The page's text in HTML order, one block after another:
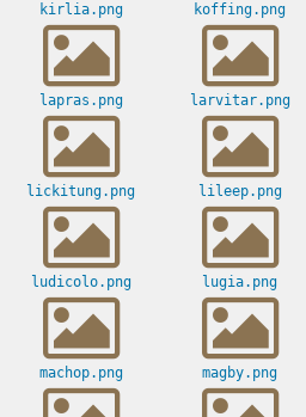
kirlia.png koffing.png
lapras.png larvitar.png
lickitung.png lileep.png
ludicolo.png lugia.png
machop.png magby.png